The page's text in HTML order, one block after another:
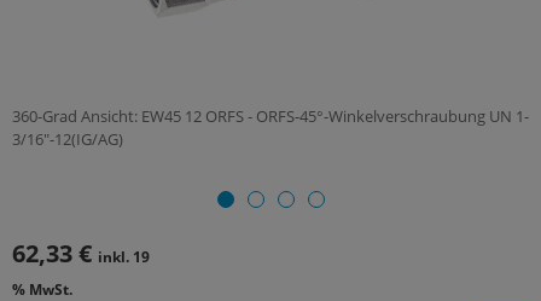
360-Grad Ansicht: EW45 12 ORFS - ORFS-45°-Winkelverschraubung UN 1-
3/16"-12(IG/AG)
62,33 € inkl. 19
% MwSt.